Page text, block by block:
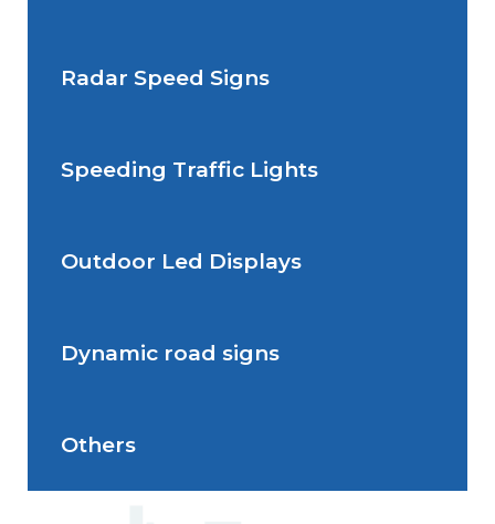
Situations de signalisation
Situations de signalisation
Radar Speed Signs
Radar Speed Sign
Speeding Traffic Lights
Speeding Traffic Light
Outdoor Led Displays
Outdoor Led Display
Dynamic road signs
Dynamic road signs
Others